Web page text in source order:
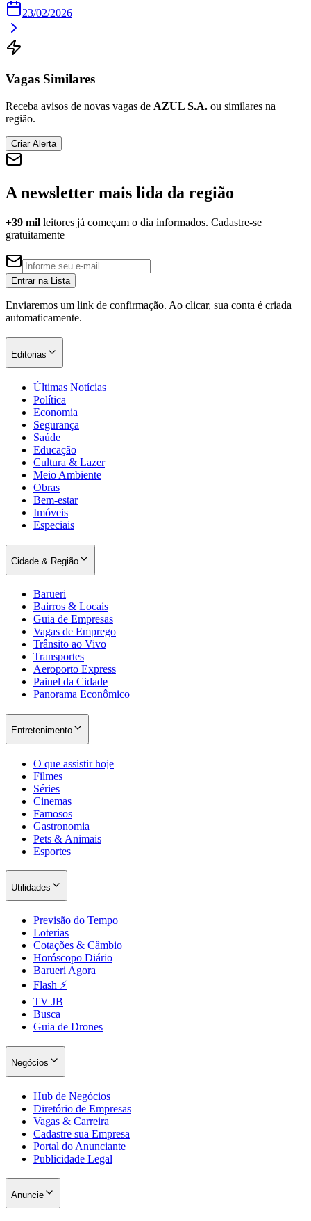
Palmeiras
São Paulo
Santos
23/02/2026
Vagas Similares
Receba avisos de novas vagas de AZUL S.A. ou similares na
região.
Criar Alerta
A newsletter mais lida da região
+39 mil leitores já começam o dia informados. Cadastre-se
gratuitamente
Entrar na Lista
Enviaremos um link de confirmação. Ao clicar, sua conta é criada
automaticamente.
Editorias
Últimas Notícias
Política
Economia
Segurança
Saúde
Educação
Cultura & Lazer
Meio Ambiente
Obras
Bem-estar
Imóveis
Especiais
Cidade & Região
Barueri
Bairros & Locais
Guia de Empresas
Vagas de Emprego
Trânsito ao Vivo
Transportes
Aeroporto Express
Painel da Cidade
Panorama Econômico
Entretenimento
O que assistir hoje
Filmes
Séries
Cinemas
Famosos
Gastronomia
Pets & Animais
Esportes
Utilidades
Previsão do Tempo
Loterias
Cotações & Câmbio
Horóscopo Diário
Barueri Agora
Flash ⚡
TV JB
Busca
Guia de Drones
Negócios
Hub de Negócios
Diretório de Empresas
Vagas & Carreira
Cadastre sua Empresa
Portal do Anunciante
Publicidade Legal
Anuncie